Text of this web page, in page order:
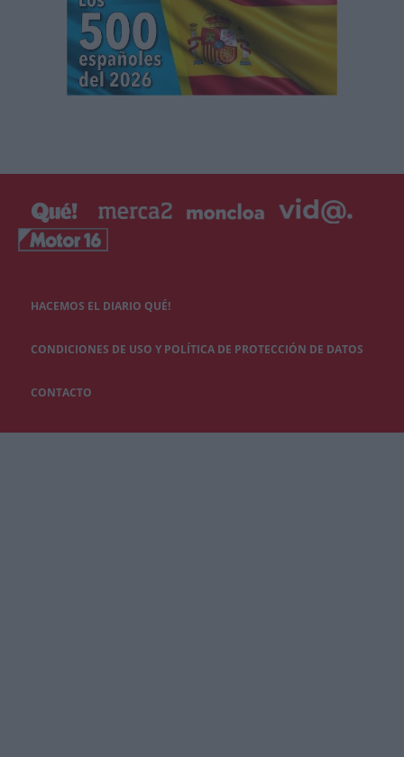
HACEMOS EL DIARIO QUÉ!
CONDICIONES DE USO Y POLÍTICA DE PROTECCIÓN DE DATOS
CONTACTO